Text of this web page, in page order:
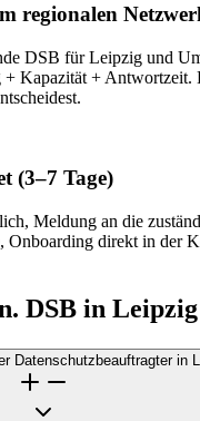
regionalen
DSB für Leipzig und
+ Kapazität + Antwortzeit.
(3–7 Tage)
Meldung an die
Onboarding direkt in der
DSB in Leipzig
Datenschutzbeauftragter in